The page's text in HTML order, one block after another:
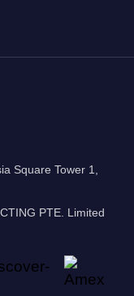
Square Tower 1,
PTE. Limited